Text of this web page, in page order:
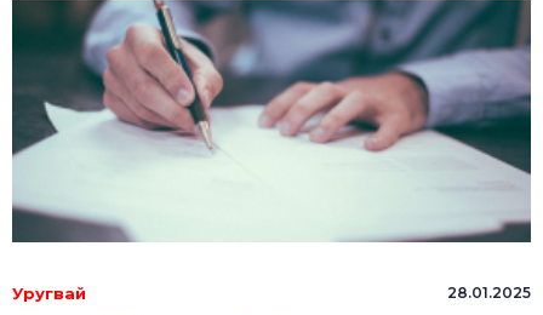
Уругвай 28.01.2025